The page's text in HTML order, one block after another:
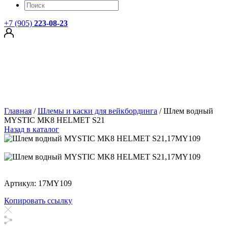
+7 (905) 223-08-23
Главная /Шлемы и каски для вейкбординга /Шлем водный
MYSTIC MK8 HELMET S21
Назад в каталог
Артикул: 17MY109
Копировать ссылку